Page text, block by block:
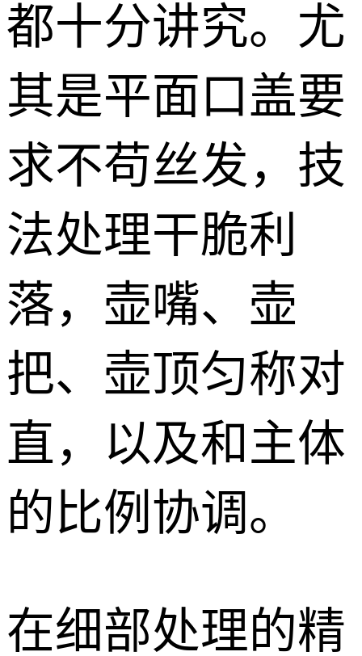
都十分讲究。尤
其是平面口盖要
求不苟丝发，技
法处理干脆利
落，壶嘴、壶
把、壶顶匀称对
直，以及和主体
的比例协调。
在细部处理的精